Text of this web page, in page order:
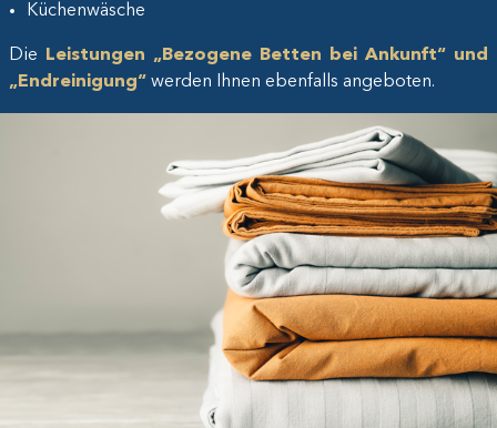
Küchenwäsche
Die
Leistungen „Bezogene Betten bei Ankunft“ und
„Endreinigung“ werden Ihnen ebenfalls angeboten.